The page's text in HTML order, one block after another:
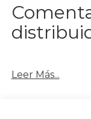
Leer Más...